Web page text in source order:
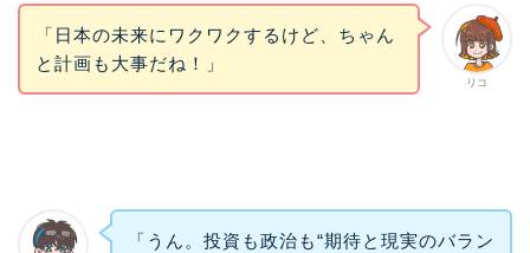
リコ
「日本の未来にワクワクするけど、ちゃん
と計画も大事だね！」
「うん。投資も政治も“期待と現実のバラン